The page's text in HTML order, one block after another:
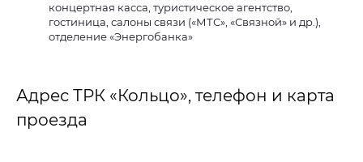
концертная касса, туристическое агентство,
гостиница, салоны связи («МТС», «Связной» и др.),
отделение «Энергобанка»
Адрес ТРК «Кольцо», телефон и карта
проезда